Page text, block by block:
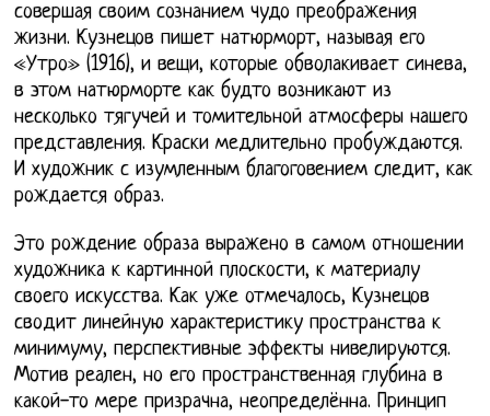
совершая своим сознанием чудо преображения
жизни. Кузнецов пишет натюрморт, называя его
«Утро» (1916), и вещи, которые обволакивает синева,
в этом натюрморте как будто возникают из
несколько тягучей и томительной атмосферы нашего
представления. Краски медлительно пробуждаются.
И художник с изумленным благоговением следит, как
рождается образ.
Это рождение образа выражено в самом отношении
художника к картинной плоскости, к материалу
своего искусства. Как уже отмечалось, Кузнецов
сводит линейную характеристику пространства к
минимуму, перспективные эффекты нивелируются.
Мотив реален, но его пространственная глубина в
какой-то мере призрачна, неопределённа. Принцип